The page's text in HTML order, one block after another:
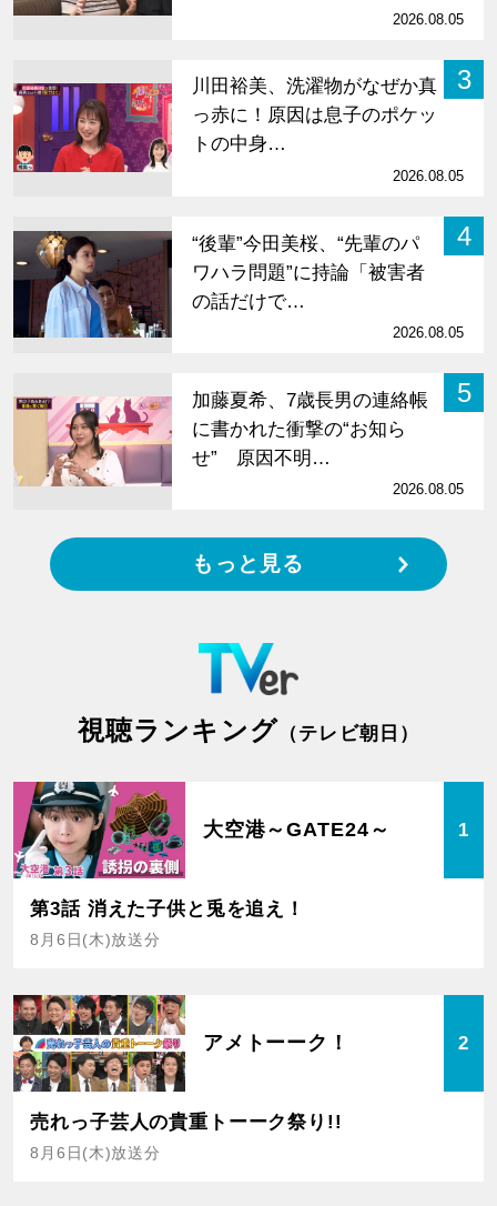
2026.08.05
3
川田裕美、洗濯物がなぜか真
っ赤に！原因は息子のポケッ
トの中身…
2026.08.05
4
“後輩”今田美桜、“先輩のパ
ワハラ問題”に持論「被害者
の話だけで…
2026.08.05
5
加藤夏希、7歳長男の連絡帳
に書かれた衝撃の“お知ら
せ” 原因不明…
2026.08.05
もっと見る
視聴ランキング （テレビ朝日）
大空港～GATE24～ 1
第3話 消えた子供と兎を追え！
8月6日(木)放送分
アメトーーク！ 2
売れっ子芸人の貴重トーーク祭り!!
8月6日(木)放送分